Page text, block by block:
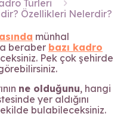
Türleri
Özellikleri Nelerdir?
münhal
beraber bazı kadro
Pek çok şehirde
ne olduğunu, hangi
yer aldığını
bulabileceksiniz.